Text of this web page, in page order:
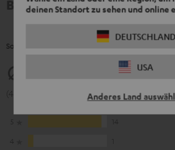
deinen Standort zu sehen und online
DEUTSCHLAND
USA
Anderes Land
Bewertungen
So bewerten Kunden dieses Produkt
(4.93 von 5 bei 15 Bewertungen)